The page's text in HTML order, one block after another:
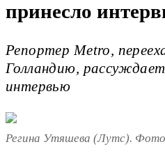
принесло
Репортер Metro,
Голландию,
интервью
Регина Утяшева (Лутс).